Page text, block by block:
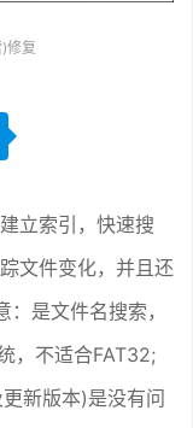
修复
立索引，快速搜
文件变化，并且还
是文件名搜索，
，不适合FAT32;
新版本)是没有问